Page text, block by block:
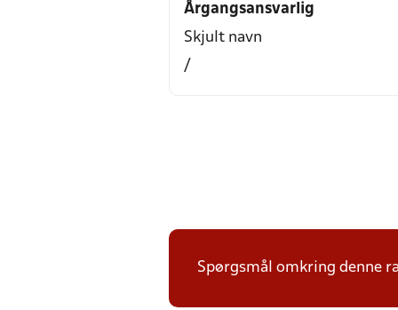
Årgangsansvarlig
Skjult navn
/
Spørgsmål omkring denne